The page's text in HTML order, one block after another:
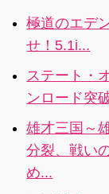
などが見れ
て、しかも視
聴途中でも、
他のデバイス
から再生可能
極道のエデ
せ！5.1i...
ステート・
ンロード突
雄才三国～
分裂、戦い
め...